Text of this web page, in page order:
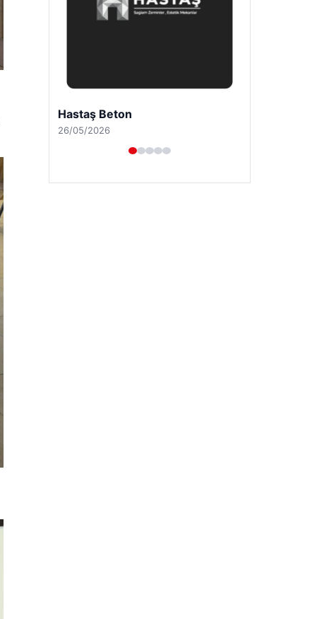
Enes Kaplan Avukatlık Bürosu
28/04/2026